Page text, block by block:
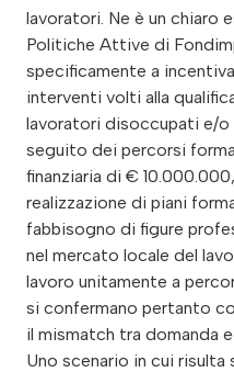
lavoratori. Ne è un chiaro
Politiche Attive di
specificamente a
interventi volti alla
lavoratori disoccupati e/o
seguito dei percorsi
finanziaria di €
realizzazione di piani
fabbisogno di figure
nel mercato locale del
lavoro unitamente a
si confermano pertanto
il mismatch tra domanda
Uno scenario in cui risulta